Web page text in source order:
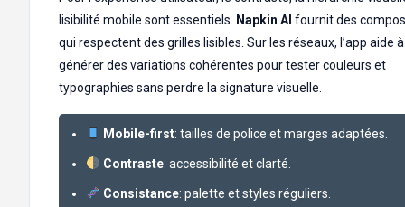
lisibilité mobile sont essentiels.
Napkin AI fournit des
qui respectent des grilles lisibles. Sur les réseaux, l’app aide à
générer des variations cohérentes pour tester couleurs et
typographies sans perdre la signature visuelle.
Mobile-first: tailles de police et marges adaptées.
Contraste: accessibilité et clarté.
Consistance: palette et styles réguliers.